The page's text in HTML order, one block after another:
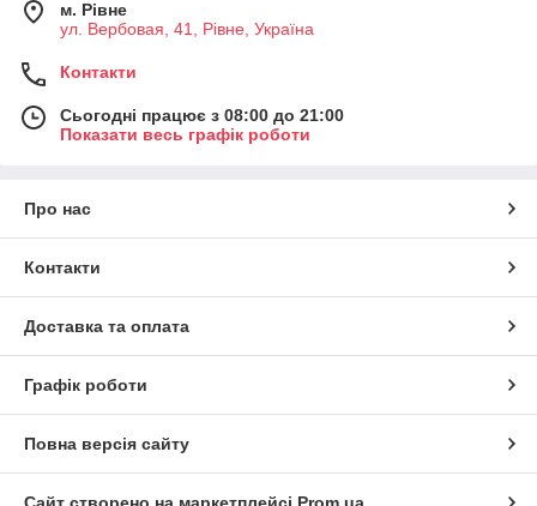
м. Рівне
ул. Вербовая, 41, Рівне, Україна
Контакти
Сьогодні працює з 08:00 до 21:00
Показати весь графік роботи
Про нас
Контакти
Доставка та оплата
Графік роботи
Повна версія сайту